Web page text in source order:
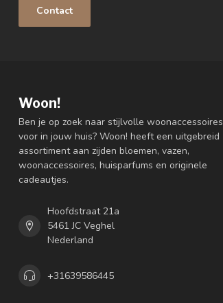
Contact
Woon!
Ben je op zoek naar stijlvolle woonaccessoires
voor in jouw huis? Woon! heeft een uitgebreid
assortiment aan zijden bloemen, vazen,
woonaccessoires, huisparfums en originele
cadeautjes.
Hoofdstraat 21a
5461 JC Veghel
Nederland
+31639586445